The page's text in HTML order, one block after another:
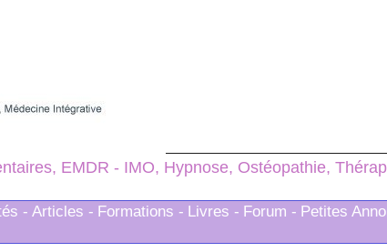
EMDR - IMO, Hypnose, Ostéopathie,
- Articles - Formations - Livres - Forum - Petites